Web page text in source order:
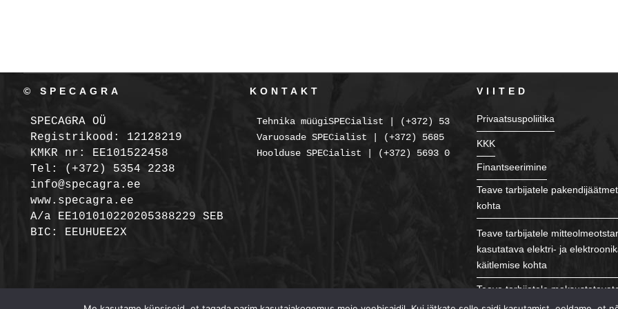
© SPECAGRA
SPECAGRA OÜ
Registrikood: 12128219
KMKR nr: EE101522458
Tel: (+372) 5354 2238
info@specagra.ee
www.specagra.ee
A/a EE101010220205388229 SEB
BIC: EEUHUEE2X
KONTAKT
Tehnika müügiSPECialist | (+372) 5354 2238
Varuosade SPECialist | (+372) 5685 2225
Hoolduse SPECialist | (+372) 5693 0086
VIITED
Privaatsuspoliitika
KKK
Finantseerimine
Teave tarbijatele
kohta
Teave tarbijatele
kasutatava elektri- ja
käitlemise kohta
Teave tarbijatele
patareide ja akude ning õlide